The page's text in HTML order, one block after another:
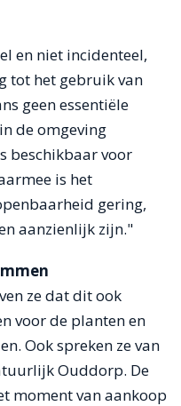
en niet incidenteel,
tot het gebruik van
geen essentiële
de omgeving
beschikbaar voor
is het
gering,
aanzienlijk zijn."
ze dat dit ook
voor de planten en
Ook spreken ze van
Ouddorp. De
moment van aankoop